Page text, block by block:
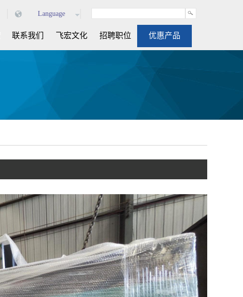
Language
联系我们 飞宏文化 招聘职位 优惠产品